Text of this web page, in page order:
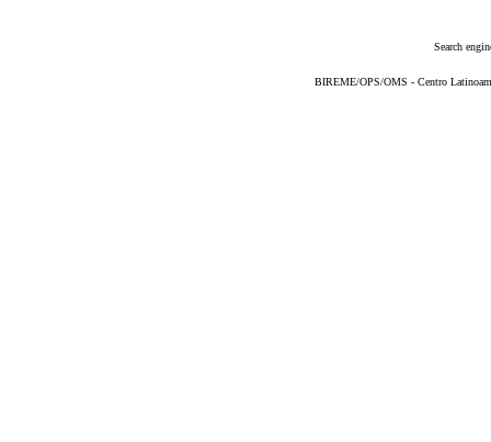
Search
BIREME/OPS/OMS - Centro